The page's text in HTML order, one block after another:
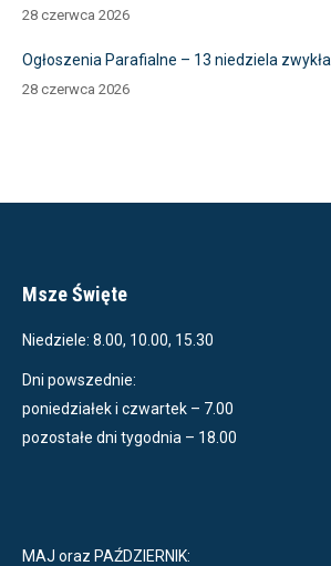
28 czerwca 2026
Ogłoszenia Parafialne – 13 niedziela zwykła
28 czerwca 2026
Msze Święte
Niedziele: 8.00, 10.00, 15.30
Dni powszednie:
poniedziałek i czwartek – 7.00
pozostałe dni tygodnia – 18.00
MAJ oraz PAŹDZIERNIK: